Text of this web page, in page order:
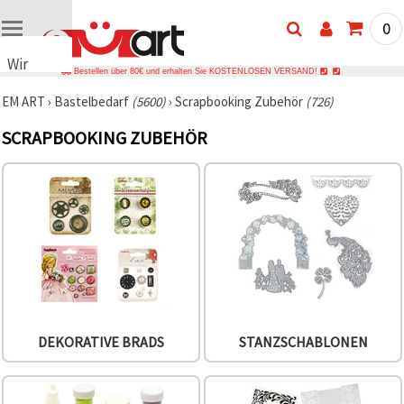
Wir
Cookies
verwenden
Technologien,
ordnungsgemäße
Funktionieren
der Website
sicherzustellen,
Nutzungserlebnis
und, mit
Ihrer
Einwilligung,
0
Bestellen über 80€ und erhalten Sie KOSTENLOSEN VERSAND!
EM ART › Bastelbedarf (5600)› Scrapbooking Zubehör (726)
SCRAPBOOKING ZUBEHÖR
DEKORATIVE BRADS STANZSCHABLONEN